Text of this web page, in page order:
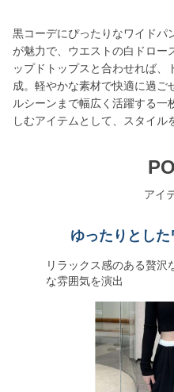
黒コーデにぴったりなワイドパ
が魅力で、ウエストの白ドロー
ップドトップスと合わせれば
成。軽やかな素材で快適に過ご
ルシーンまで幅広く活躍する一
しむアイテムとして、スタイル
アイ
ゆったりとし
リラックス感のある贅沢
な雰囲気を演出